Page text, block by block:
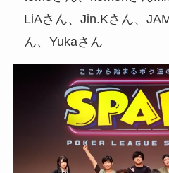
LiAさん、Jin.Kさん、
ん、Yukaさん